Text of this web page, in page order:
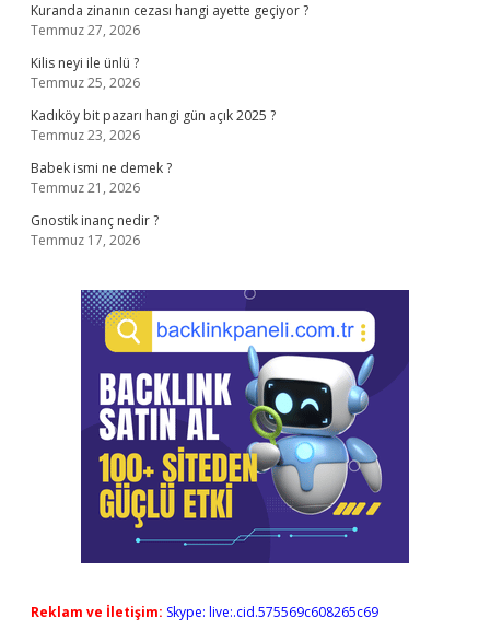
Kuranda zinanın cezası hangi ayette geçiyor ?
Temmuz 27, 2026
Kilis neyi ile ünlü ?
Temmuz 25, 2026
Kadıköy bit pazarı hangi gün açık 2025 ?
Temmuz 23, 2026
Babek ismi ne demek ?
Temmuz 21, 2026
Gnostik inanç nedir ?
Temmuz 17, 2026
Reklam ve İletişim: Skype: live:.cid.575569c608265c69